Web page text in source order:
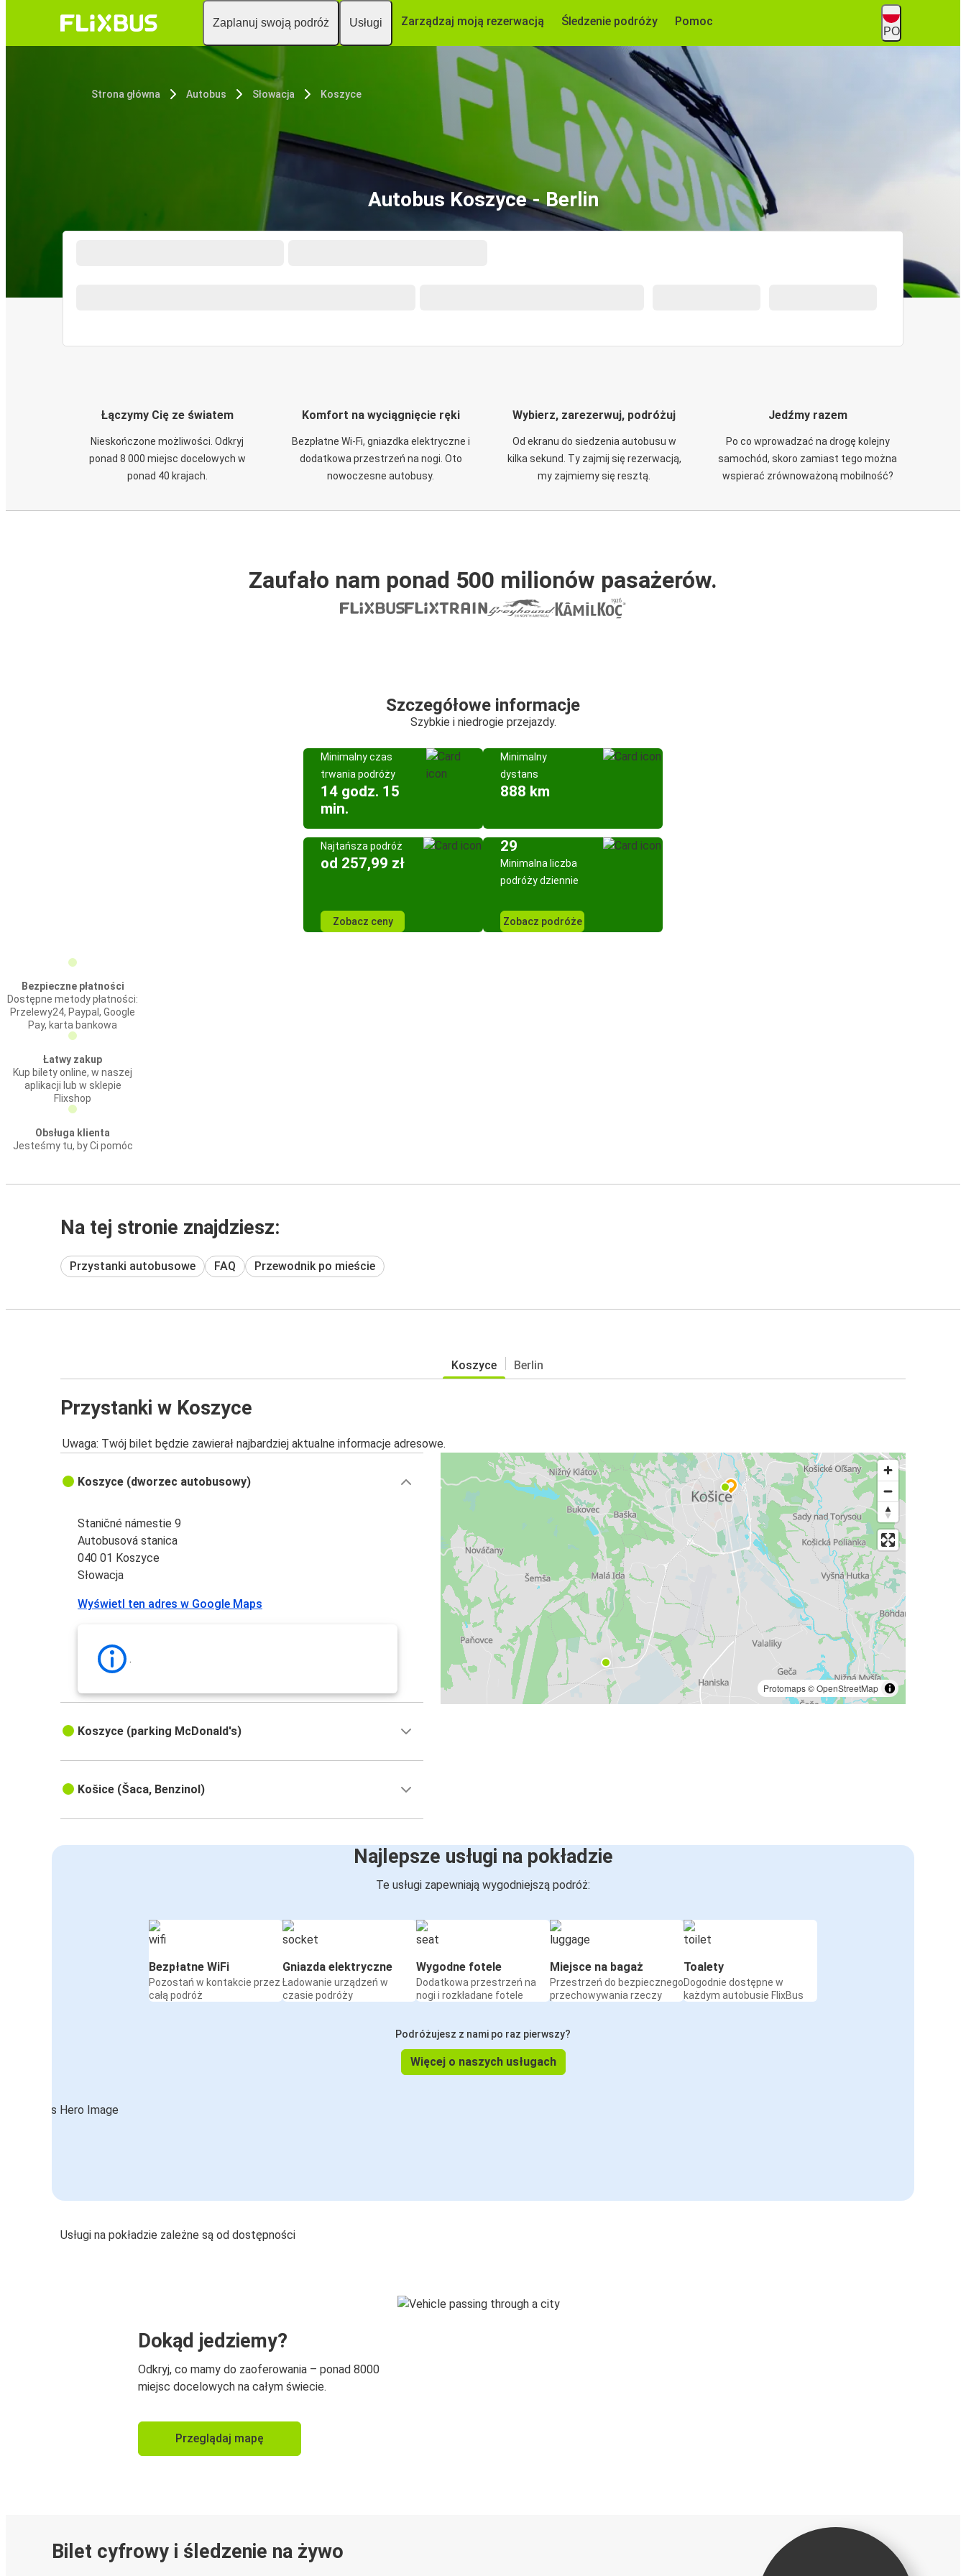
Zaplanuj swoją podróż Usługi Zarządzaj moją rezerwacją Śledzenie podróży Pomoc
PO
Strona główna Autobus Słowacja Koszyce
Autobus Koszyce - Berlin
Łączymy Cię ze światem
Nieskończone możliwości. Odkryj
ponad 8 000 miejsc docelowych w
ponad 40 krajach.
Komfort na wyciągnięcie ręki
Bezpłatne Wi-Fi, gniazdka elektryczne i
dodatkowa przestrzeń na nogi. Oto
nowoczesne autobusy.
Wybierz, zarezerwuj, podróżuj
Od ekranu do siedzenia autobusu w
kilka sekund. Ty zajmij się rezerwacją,
my zajmiemy się resztą.
Jedźmy razem
Po co wprowadzać na drogę kolejny
samochód, skoro zamiast tego można
wspierać zrównoważoną mobilność?
Zaufało nam ponad 500 milionów pasażerów.
Szczegółowe informacje
Szybkie i niedrogie przejazdy.
Minimalny czas
trwania podróży
14 godz. 15
min.
Minimalny
dystans
888 km
Najtańsza podróż
od 257,99 zł
Zobacz ceny
29
Minimalna liczba
podróży dziennie
Zobacz podróże
Bezpieczne płatności
Dostępne metody płatności:
Przelewy24, Paypal, Google
Pay, karta bankowa
Łatwy zakup
Kup bilety online, w naszej
aplikacji lub w sklepie
Flixshop
Obsługa klienta
Jesteśmy tu, by Ci pomóc
Na tej stronie znajdziesz:
Przystanki autobusowe FAQ Przewodnik po mieście
Koszyce Berlin
Przystanki w Koszyce
Uwaga: Twój bilet będzie zawierał najbardziej aktualne informacje adresowe.
Protomaps©OpenStreetMap
Koszyce (dworzec autobusowy)
Staničné námestie 9
Autobusová stanica
040 01 Koszyce
Słowacja
Wyświetl ten adres w Google Maps
.
Koszyce (parking McDonald's)
Košice (Šaca, Benzinol)
Najlepsze usługi na pokładzie
Te usługi zapewniają wygodniejszą podróż:
Bezpłatne WiFi
Pozostań w kontakcie przez
całą podróż
Gniazda elektryczne
Ładowanie urządzeń w
czasie podróży
Wygodne fotele
Dodatkowa przestrzeń na
nogi i rozkładane fotele
Miejsce na bagaż
Przestrzeń do bezpiecznego
przechowywania rzeczy
Toalety
Dogodnie dostępne w
każdym autobusie FlixBus
Podróżujesz z nami po raz pierwszy?
Więcej o naszych usługach
Usługi na pokładzie zależne są od dostępności
Dokąd jedziemy?
Odkryj, co mamy do zaoferowania – ponad 8000
miejsc docelowych na całym świecie.
Przeglądaj mapę
Bilet cyfrowy i śledzenie na żywo